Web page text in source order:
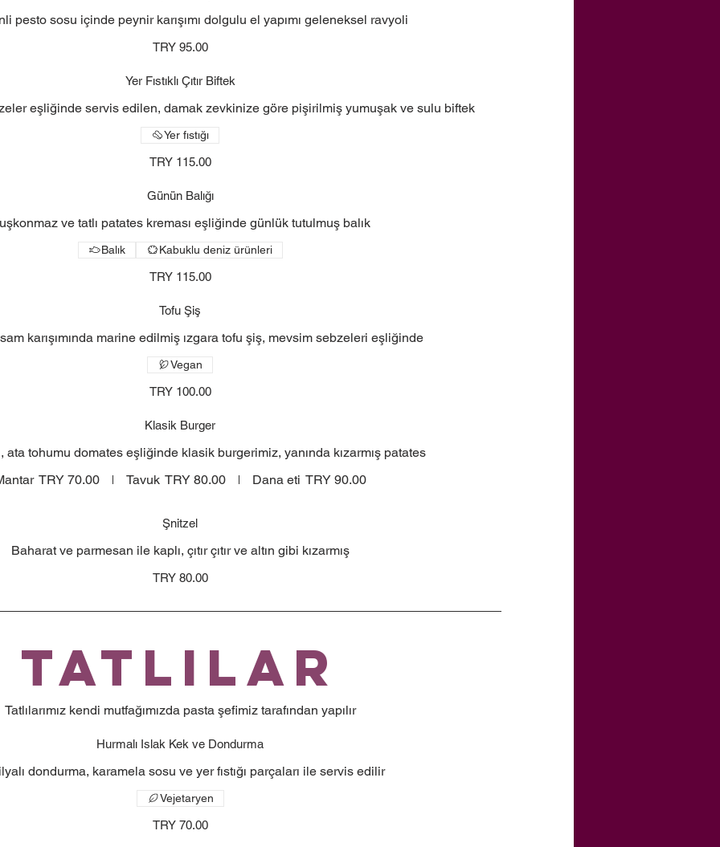
pesto sosu içinde peynir karışımı dolgulu el yapımı geleneksel ravyoli
TRY 95.00
Yer Fıstıklı Çıtır Biftek
eşliğinde servis edilen, damak zevkinize göre pişirilmiş yumuşak ve sulu biftek
TRY 115.00
Yer fıstığı
Günün Balığı
ve tatlı patates kreması eşliğinde günlük tutulmuş balık
TRY 115.00
Balık Kabuklu deniz ürünleri
Tofu Şiş
karışımında marine edilmiş ızgara tofu şiş, mevsim sebzeleri eşliğinde
TRY 100.00
Vegan
Klasik Burger
ata tohumu domates eşliğinde klasik burgerimiz, yanında kızarmış patates
TRY 70.00 Tavuk TRY 80.00 Dana eti TRY 90.00
Şnitzel
Baharat ve parmesan ile kaplı, çıtır çıtır ve altın gibi kızarmış
TRY 80.00
Tatlılar
Tatlılarımız kendi mutfağımızda pasta şefimiz tarafından yapılır
Hurmalı Islak Kek ve Dondurma
dondurma, karamela sosu ve yer fıstığı parçaları ile servis edilir
TRY 70.00
Vejetaryen